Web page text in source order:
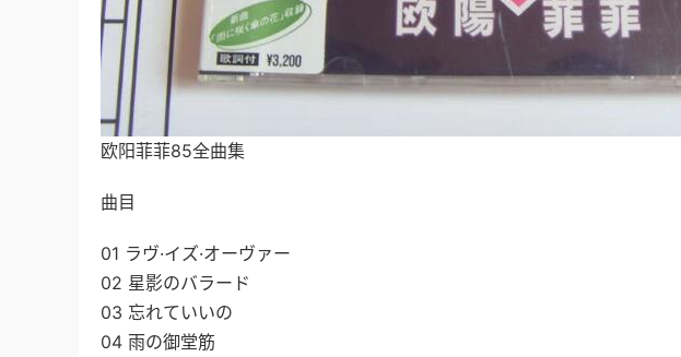
欧阳菲菲85全曲集
曲目
01 ラヴ·イズ·オーヴァー
02 星影のバラード
03 忘れていいの
04 雨の御堂筋